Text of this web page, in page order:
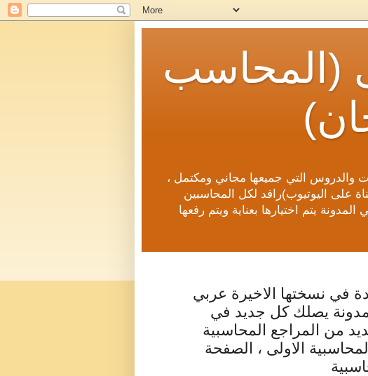
(المحاسب
والدروس التي جميعها مجاني ومكتمل ،
على اليوتيوب)رافد لكل المحاسبين
يتم اختيارها بعناية ويتم رفعها
في نسختها الاخيرة عربي
يصلك كل جديد في
من المراجع المحاسبية
الاولى ، الصفحة